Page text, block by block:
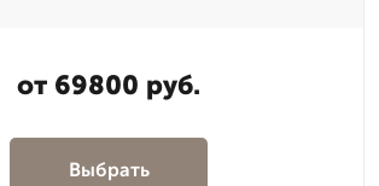
от 69800 руб.
Выбрать